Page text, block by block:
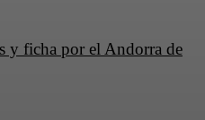
y ficha por el Andorra de